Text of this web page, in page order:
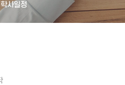
학사일정